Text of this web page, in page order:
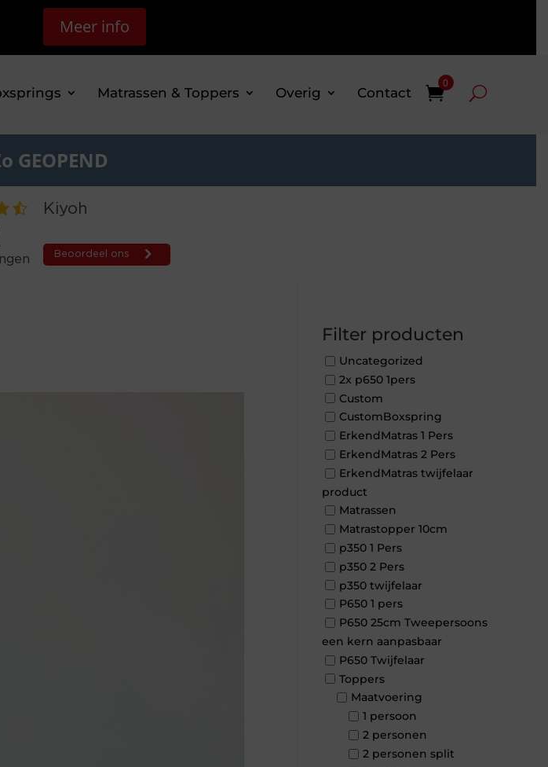
Meer info
Matrassen & Toppers Overig Contact
0
GEOPEND
Filter producten
Uncategorized
2x p650 1pers
Custom
CustomBoxspring
ErkendMatras 1 Pers
ErkendMatras 2 Pers
ErkendMatras twijfelaar
product
Matrassen
Matrastopper 10cm
p350 1 Pers
p350 2 Pers
p350 twijfelaar
P650 1 pers
P650 25cm Tweepersoons
een kern aanpasbaar
P650 Twijfelaar
Toppers
Maatvoering
1 persoon
2 personen
2 personen split